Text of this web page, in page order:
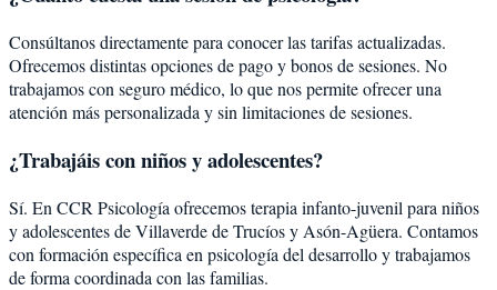
Consúltanos directamente para conocer las tarifas actualizadas.
Ofrecemos distintas opciones de pago y bonos de sesiones. No
trabajamos con seguro médico, lo que nos permite ofrecer una
atención más personalizada y sin limitaciones de sesiones.
¿Trabajáis con niños y adolescentes?
Sí. En CCR Psicología ofrecemos terapia infanto-juvenil para niños
y adolescentes de Villaverde de Trucíos y Asón-Agüera. Contamos
con formación específica en psicología del desarrollo y trabajamos
de forma coordinada con las familias.